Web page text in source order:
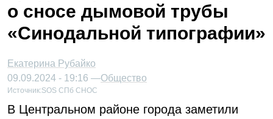
о сносе дымовой трубы
«Синодальной типографии»
Екатерина Рубайко
09.09.2024 - 19:16 —Общество
Источник:SOS СПб СНОС
В Центральном районе города заметили